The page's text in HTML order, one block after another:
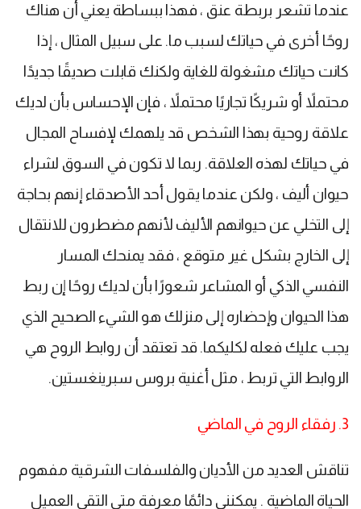
عندما تشعر بربطة عنق ، فهذا ببساطة يعني أن هناك
روحًا أخرى في حياتك لسبب ما. على سبيل المثال ، إذا
كانت حياتك مشغولة للغاية ولكنك قابلت صديقًا جديدًا
محتملاً أو شريكًا تجاريًا محتملاً ، فإن الإحساس بأن لديك
علاقة روحية بهذا الشخص قد يلهمك لإفساح المجال
في حياتك لهذه العلاقة. ربما لا تكون في السوق لشراء
حيوان أليف ، ولكن عندما يقول أحد الأصدقاء إنهم بحاجة
إلى التخلي عن حيوانهم الأليف لأنهم مضطرون للانتقال
إلى الخارج بشكل غير متوقع ، فقد يمنحك المسار
النفسي الذكي أو المشاعر شعورًا بأن لديك روحًا إن ربط
هذا الحيوان وإحضاره إلى منزلك هو الشيء الصحيح الذي
يجب عليك فعله لكليكما. قد تعتقد أن روابط الروح هي
الروابط التي تربط ، مثل أغنية بروس سبرينغستين.
3. رفقاء الروح في الماضي
تناقش العديد من الأديان والفلسفات الشرقية مفهوم
الحياة الماضية . يمكنني دائمًا معرفة متى التقى العميل